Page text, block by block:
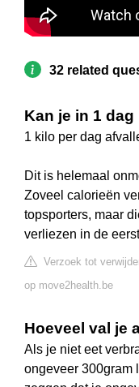
32 related
Kan je in 1
1 kilo per dag
Dit is helemaal
Zoveel calorieën
topsporters, maar
verliezen in de
Verzoek tot
op move2health.be
Hoeveel val je
Als je niet eet
ongeveer 300gram